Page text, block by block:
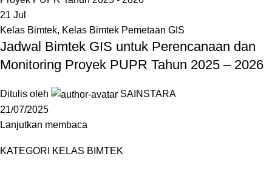
KATEGORI KELAS BIMTEK
21 Jul
Kelas Bimtek, Kelas Bimtek Pemetaan GIS
Jadwal Bimtek GIS untuk Perencanaan dan
Monitoring Proyek PUPR Tahun 2025 – 2026
Ditulis oleh
SAINSTARA
21/07/2025
Lanjutkan membaca